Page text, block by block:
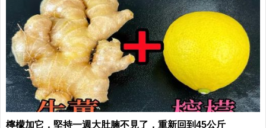
檸檬加它，堅持一週大肚腩不見了，重新回到45公斤